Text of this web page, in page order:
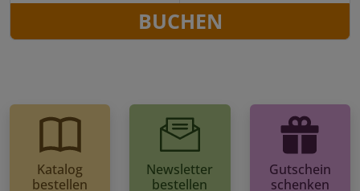
BUCHEN
Katalog
bestellen
Newsletter
bestellen
Gutschein
schenken